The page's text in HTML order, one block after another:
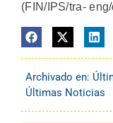
(FIN/IPS/tra-
Archivado en:
Últimas Noticias